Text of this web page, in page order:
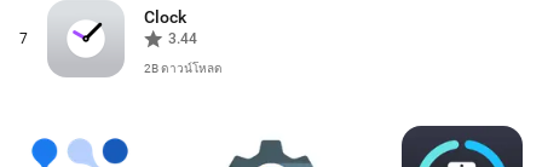
7
Clock
3.44
2Bดาวน์โหลด